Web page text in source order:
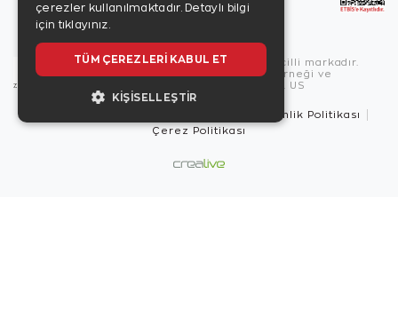
Copyright © 2026, Zen Diamond tescilli markadır.
Zen Diamond Birleşmiş Markalar Derneği ve
Turquality Destek Programı üyesidir. US
Güvenlik Politikası
Çerez Politikası
çerezler kullanılmaktadır. Detaylı bilgi
için tıklayınız.
TÜM ÇEREZLERI KABUL ET
KIŞISELLEŞTIR